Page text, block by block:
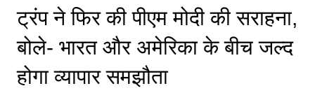
ट्रंप ने फिर की पीएम मोदी की सराहना,
बोले- भारत और अमेरिका के बीच जल्द
होगा व्यापार समझौता